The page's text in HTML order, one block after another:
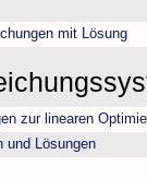
mit Lösung
zur linearen
und Lösungen